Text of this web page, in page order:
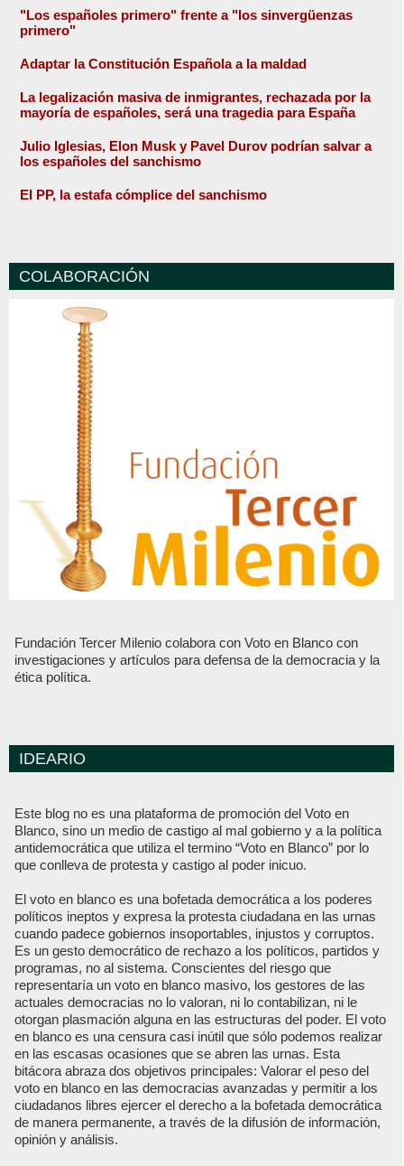
"Los españoles primero" frente a "los sinvergüenzas
primero"
Adaptar la Constitución Española a la maldad
La legalización masiva de inmigrantes, rechazada por la
mayoría de españoles, será una tragedia para España
Julio Iglesias, Elon Musk y Pavel Durov podrían salvar a
los españoles del sanchismo
El PP, la estafa cómplice del sanchismo
COLABORACIÓN
Fundación Tercer Milenio colabora con Voto en Blanco con
investigaciones y artículos para defensa de la democracia y la
ética política.
IDEARIO
Este blog no es una plataforma de promoción del Voto en
Blanco, sino un medio de castigo al mal gobierno y a la política
antidemocrática que utiliza el termino “Voto en Blanco” por lo
que conlleva de protesta y castigo al poder inicuo.
El voto en blanco es una bofetada democrática a los poderes
políticos ineptos y expresa la protesta ciudadana en las urnas
cuando padece gobiernos insoportables, injustos y corruptos.
Es un gesto democrático de rechazo a los políticos, partidos y
programas, no al sistema. Conscientes del riesgo que
representaría un voto en blanco masivo, los gestores de las
actuales democracias no lo valoran, ni lo contabilizan, ni le
otorgan plasmación alguna en las estructuras del poder. El voto
en blanco es una censura casi inútil que sólo podemos realizar
en las escasas ocasiones que se abren las urnas. Esta
bitácora abraza dos objetivos principales: Valorar el peso del
voto en blanco en las democracias avanzadas y permitir a los
ciudadanos libres ejercer el derecho a la bofetada democrática
de manera permanente, a través de la difusión de información,
opinión y análisis.